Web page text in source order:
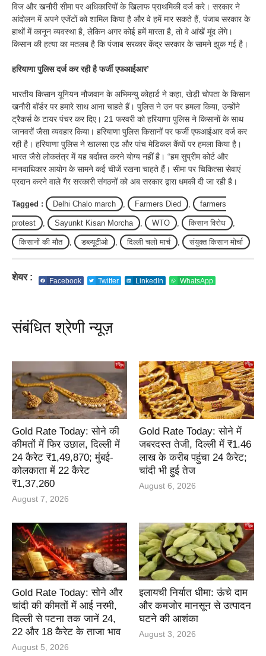
विज और खनौरी सीमा पर अधिकारियों के खिलाफ प्राथमिकी दर्ज करे। सरकार ने
आंदोलन में अपने एजेंटों को शामिल किया है और वे हमें मार सकते हैं, पंजाब सरकार के
हाथों में कानून व्यवस्था है, लेकिन अगर कोई हमें मारता है, तो वे आंखें मूंद लेंगे।
किसान की हत्या का मतलब है कि पंजाब सरकार केंद्र सरकार के सामने झुक गई है।
हरियाणा पुलिस दर्ज कर रही है फर्जी एफआईआर’
भारतीय किसान यूनियन नौजवान के अभिमन्यु कोहार्ड ने कहा, खेड़ी चोपता के किसान
खनौरी बॉर्डर पर हमारे साथ आना चाहते हैं। पुलिस ने उन पर हमला किया, उन्होंने
ट्रैकर्स के टायर पंचर कर दिए। 21 फरवरी को हरियाणा पुलिस ने किसानों के साथ
जानवरों जैसा व्यवहार किया। हरियाणा पुलिस किसानों पर फर्जी एफआईआर दर्ज कर
रही है। हरियाणा पुलिस ने खालसा एड और पांच मेडिकल कैंपों पर हमला किया है।
भारत जैसे लोकतंत्र में यह बर्दाश्त करने योग्य नहीं है। “हम सुप्रीम कोर्ट और
मानवाधिकार आयोग के सामने कई चीजें रखना चाहते हैं। सीमा पर चिकित्सा सेवाएं
प्रदान करने वाले गैर सरकारी संगठनों को अब सरकार द्वारा धमकी दी जा रही है।
Tagged : Delhi Chalo march , Farmers Died , farmers
protest , Sayunkt Kisan Morcha , WTO , किसान विरोध ,
किसानों की मौत , डब्ल्यूटीओ , दिल्ली चलो मार्च , संयुक्त किसान मोर्चा
शेयर : Facebook Twitter LinkedIn WhatsApp
संबंधित श्रेणी न्यूज़
Gold Rate Today: सोने की
कीमतों में फिर उछाल, दिल्ली में
24 कैरेट ₹1,49,870; मुंबई-
कोलकाता में 22 कैरेट
₹1,37,260
August 7, 2026
Gold Rate Today: सोने में
जबरदस्त तेजी, दिल्ली में ₹1.46
लाख के करीब पहुंचा 24 कैरेट;
चांदी भी हुई तेज
August 6, 2026
Gold Rate Today: सोने और
चांदी की कीमतों में आई नरमी,
दिल्ली से पटना तक जानें 24,
22 और 18 कैरेट के ताजा भाव
August 5, 2026
इलायची निर्यात धीमा: ऊंचे दाम
और कमजोर मानसून से उत्पादन
घटने की आशंका
August 3, 2026